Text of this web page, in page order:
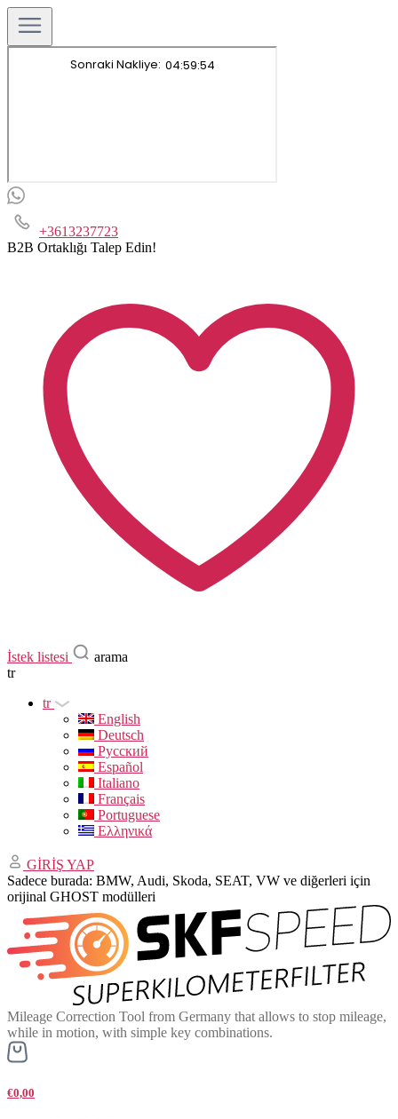
+3613237723
B2B Ortaklığı Talep Edin!
İstek listesi
arama
tr
tr
English
Deutsch
Русский
Español
Italiano
Français
Portuguese
Ελληνικά
GİRİŞ YAP
Sadece burada: BMW, Audi, Skoda, SEAT, VW ve diğerleri için
orijinal GHOST modülleri
Mileage Correction Tool from Germany that allows to stop mileage,
while in motion, with simple key combinations.
€0,00